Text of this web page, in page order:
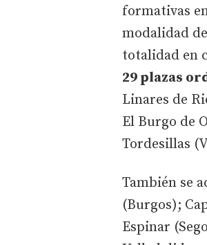
formativas
modalidad
totalidad en
29 plazas
Linares de
El Burgo de
Tordesillas
También se
(Burgos);
Espinar